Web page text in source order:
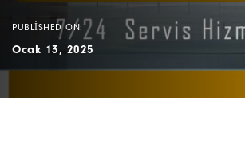
PUBLISHED ON:
Ocak 13, 2025